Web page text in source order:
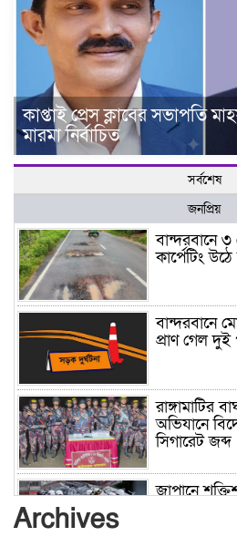
কাপ্তাই প্রেস ক্লাবের সভাপতি
মারমা নির্বাচিত
সর্বশেষ
জনপ্রিয়
বান্দরবানে
কার্পেটিং উঠে
বান্দরবানে
প্রাণ গেল দুই
রাঙ্গামাটির
অভিযানে
সিগারেট জব্দ
জাপানে
Archives